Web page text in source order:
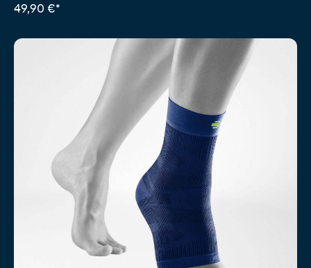
49,90 €*